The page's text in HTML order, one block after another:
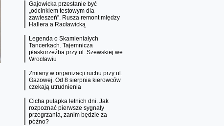
Gajowicka przestanie być
„odcinkiem testowym dla
zawieszeń”. Rusza remont między
Hallera a Racławicką
Legenda o Skamieniałych
Tancerkach. Tajemnicza
płaskorzeźba przy ul. Szewskiej we
Wrocławiu
Zmiany w organizacji ruchu przy ul.
Gazowej. Od 8 sierpnia kierowców
czekają utrudnienia
Cicha pułapka letnich dni. Jak
rozpoznać pierwsze sygnały
przegrzania, zanim będzie za
późno?